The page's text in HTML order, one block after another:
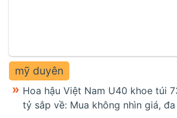
mỹ duyên
Hoa hậu Việt Nam U40 khoe túi
tỷ sắp về: Mua không nhìn giá,